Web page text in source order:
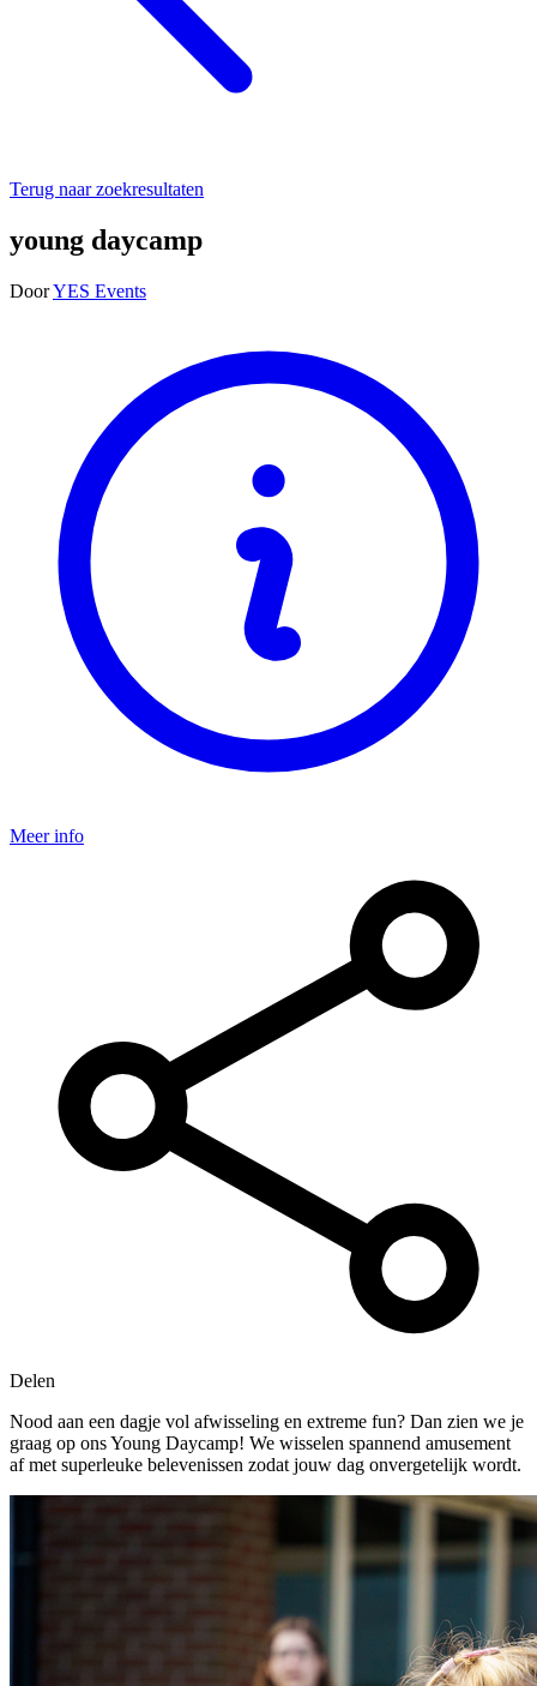
Terug naar zoekresultaten
young daycamp
DoorYES Events
Meer info
Delen
Nood aan een dagje vol afwisseling en extreme fun? Dan zien we je
graag op ons Young Daycamp! We wisselen spannend amusement
af met superleuke belevenissen zodat jouw dag onvergetelijk wordt.